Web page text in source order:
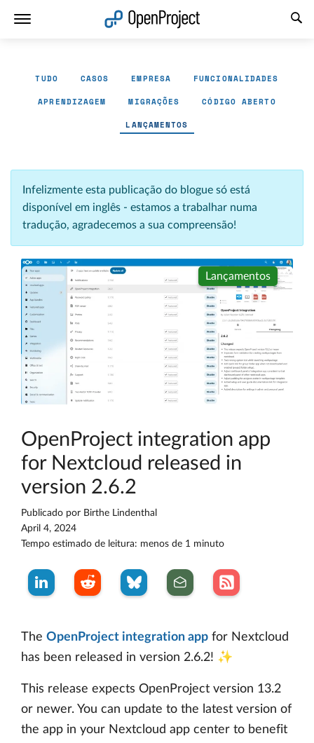
TUDO CASOS EMPRESA FUNCIONALIDADES
APRENDIZAGEM MIGRAÇÕES CÓDIGO ABERTO
LANÇAMENTOS
Infelizmente esta publicação do blogue só está
disponível em inglês - estamos a trabalhar numa
tradução, agradecemos a sua compreensão!
Lançamentos
OpenProject integration app
for Nextcloud released in
version 2.6.2
Publicado por Birthe Lindenthal
April 4, 2024
Tempo estimado de leitura: menos de 1 minuto
The OpenProject integration app for Nextcloud
has been released in version 2.6.2! ✨
This release expects OpenProject version 13.2
or newer. You can update to the latest version of
the app in your Nextcloud app center to benefit
Abrir a ligação num novo separador